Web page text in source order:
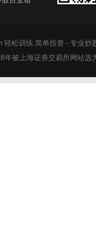
轻松训练 简单投资 - 专业炒
年被上海证券交易所网站选